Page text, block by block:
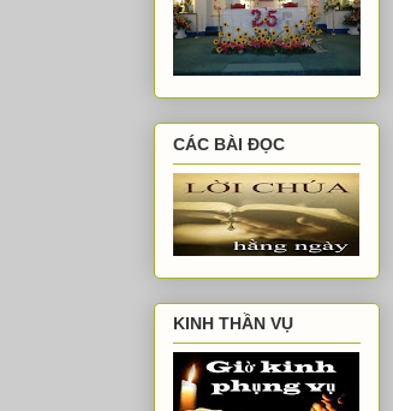
CÁC BÀI ĐỌC
KINH THẦN VỤ